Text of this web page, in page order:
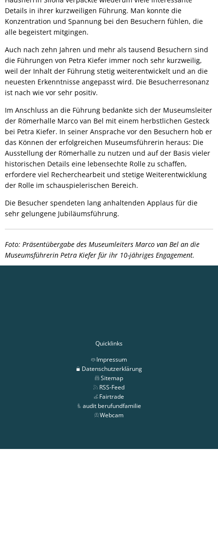
Details in ihrer kurzweiligen Führung. Man konnte die
Konzentration und Spannung bei den Besuchern fühlen, die
alle begeistert mitgingen.
Auch nach zehn Jahren und mehr als tausend Besuchern sind
die Führungen von Petra Kiefer immer noch sehr kurzweilig,
weil der Inhalt der Führung stetig weiterentwickelt und an die
neuesten Erkenntnisse angepasst wird. Die Besucherresonanz
ist nach wie vor sehr positiv.
Im Anschluss an die Führung bedankte sich der Museumsleiter
der Römerhalle Marco van Bel mit einem herbstlichen Gesteck
bei Petra Kiefer. In seiner Ansprache vor den Besuchern hob er
das Können der erfolgreichen Museumsführerin heraus: Die
Ausstellung der Römerhalle zu nutzen und auf der Basis vieler
historischen Details eine lebensechte Rolle zu schaffen,
erfordere viel Recherchearbeit und stetige Weiterentwicklung
der Rolle im schauspielerischen Bereich.
Die Besucher spendeten lang anhaltenden Applaus für die
sehr gelungene Jubiläumsführung.
Foto: Präsentübergabe des Museumleiters Marco van Bel an die
Museumsführerin Petra Kiefer für ihr 10-jähriges Engagement.
Quicklinks
Impressum
Datenschutzerklärung
Sitemap
RSS-Feed
Fairtrade
audit berufundfamilie
Webcam